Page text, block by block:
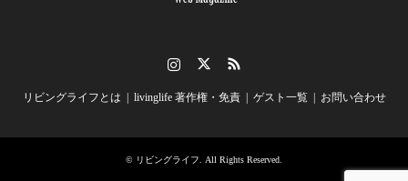
リビングライフとは livinglife 著作権・免責 ゲスト一覧 お問い合わせ
© リビングライフ . All Rights Reserved.